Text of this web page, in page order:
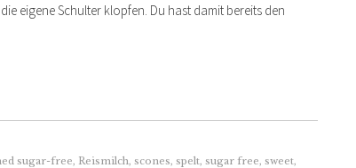
eigene Schulter klopfen. Du hast damit bereits den
sugar-free Reismilch scones spelt sugar free sweet